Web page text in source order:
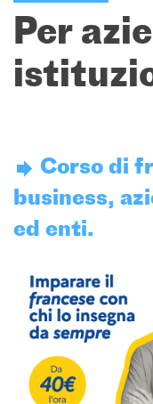
Francia
DELF
EVENTI
Per
Corso di
business,
ed enti.